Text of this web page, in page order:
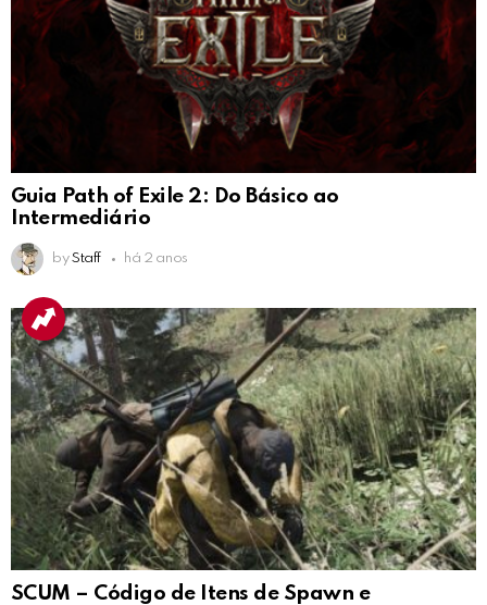
Guia Path of Exile 2: Do Básico ao
Intermediário
by Staff há 2 anos
SCUM – Código de Itens de Spawn e